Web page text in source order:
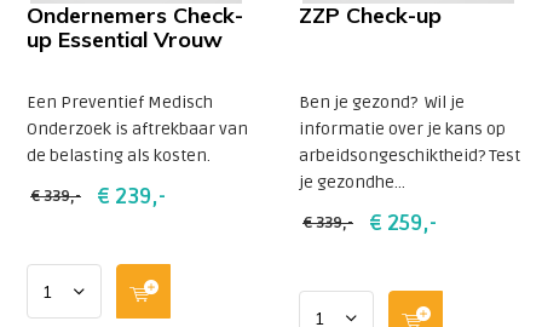
Ondernemers Check-
up Essential Vrouw
Een Preventief Medisch
Onderzoek is aftrekbaar van
de belasting als kosten.
€ 339,- € 239,-
ZZP Check-up
Ben je gezond? Wil je
informatie over je kans op
arbeidsongeschiktheid? Test
je gezondhe...
€ 339,- € 259,-